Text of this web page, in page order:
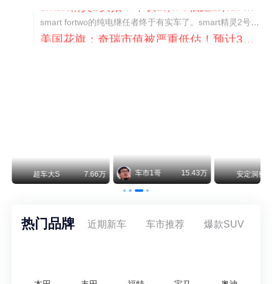
美国花旗：奇瑞市值被严重低估！预计36港元/股
安定洞察 8.07万 智电出行 8.54万 智电出行
热门品牌 近期新车 车市推荐 爆款SUV